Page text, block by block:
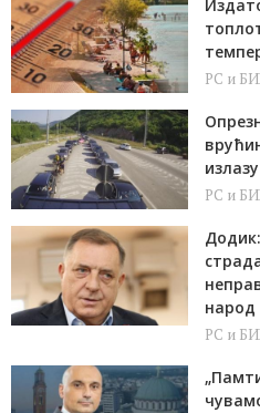
РС и
излазу
РС и
народ
РС и